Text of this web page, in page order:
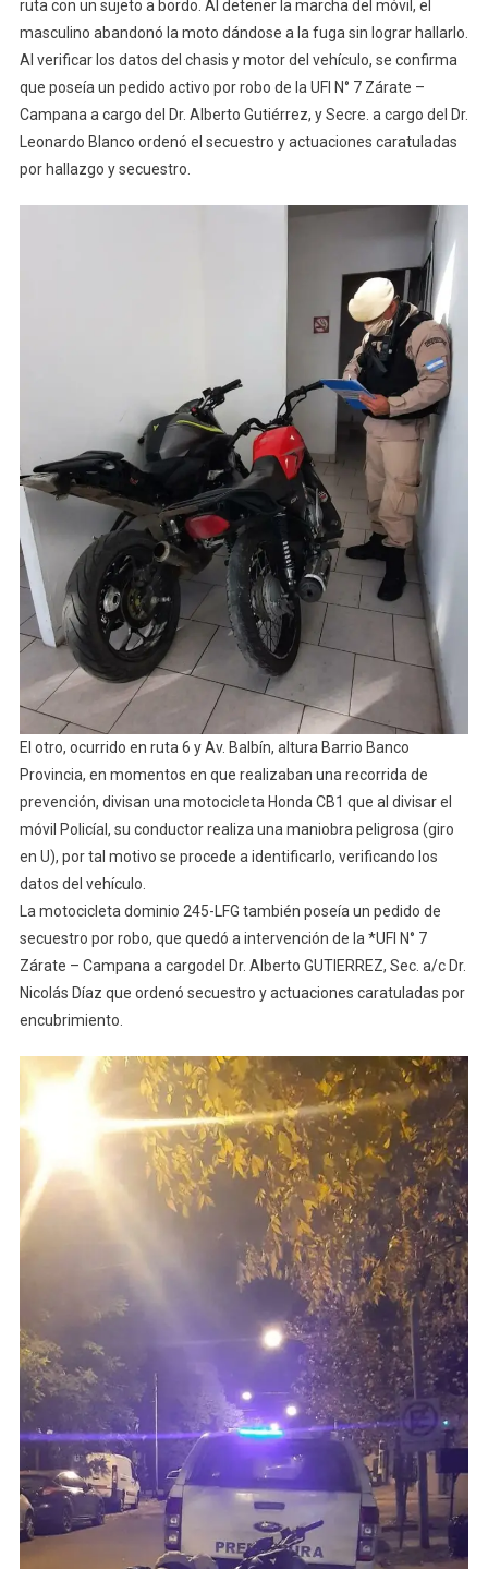
Robadas
En
Diferentes
ruta con un sujeto a bordo. Al detener la marcha del móvil, el
masculino abandonó la moto dándose a la fuga sin lograr hallarlo.
Al verificar los datos del chasis y motor del vehículo, se confirma
que poseía un pedido activo por robo de la UFI N° 7 Zárate –
Campana a cargo del Dr. Alberto Gutiérrez, y Secre. a cargo del Dr.
Leonardo Blanco ordenó el secuestro y actuaciones caratuladas
por hallazgo y secuestro.
El otro, ocurrido en ruta 6 y Av. Balbín, altura Barrio Banco
Provincia, en momentos en que realizaban una recorrida de
prevención, divisan una motocicleta Honda CB1 que al divisar el
móvil Policíal, su conductor realiza una maniobra peligrosa (giro
en U), por tal motivo se procede a identificarlo, verificando los
datos del vehículo.
La motocicleta dominio 245-LFG también poseía un pedido de
secuestro por robo, que quedó a intervención de la *UFI N° 7
Zárate – Campana a cargo​del Dr. Alberto GUTIERREZ, Sec. a/c Dr.
Nicolás Díaz que ordenó secuestro y actuaciones caratuladas por
encubrimiento.